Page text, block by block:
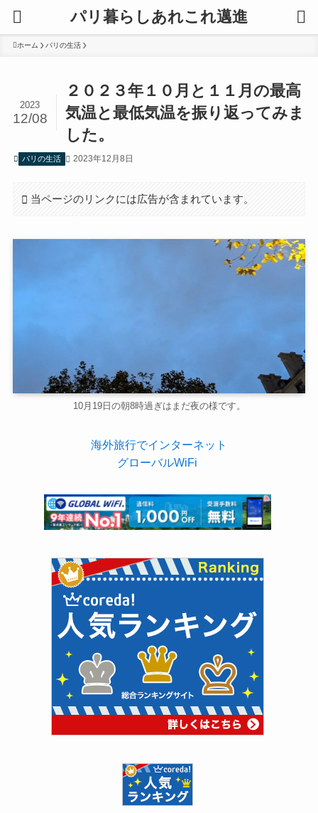
パリ暮らしあれこれ邁進
ホーム パリの生活
２０２３年１０月と１１月の最高
気温と最低気温を振り返ってみま
した。
2023
12/08
パリの生活 2023年12月8日
当ページのリンクには広告が含まれています。
10月19日の朝8時過ぎはまだ夜の様です。
海外旅行でインターネット
グローバルWiFi